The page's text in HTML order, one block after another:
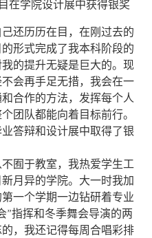
在学院设计展中获得银奖
还历历在目，在刚过去的
形式完成了我本科阶段的
的提升无疑是巨大的。现
会再手足无措，我会在一
合作的方法，发挥每个人
团队都能向着目标前行。
答辩和设计展中取得了银
囿于教室，我热爱学生工
月异的学院。大一时我加
一个学期一边钻研着专业
”指挥和冬季舞会导演的两
，我还记得每周合唱彩排